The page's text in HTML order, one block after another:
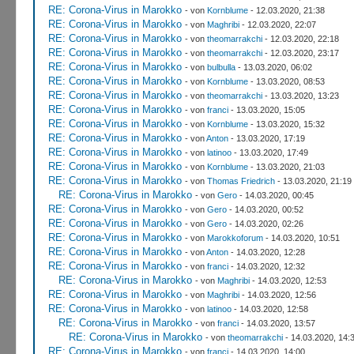
RE: Corona-Virus in Marokko - von Kornblume- 12.03.2020, 21:38
RE: Corona-Virus in Marokko - von Maghribi- 12.03.2020, 22:07
RE: Corona-Virus in Marokko - von theomarrakchi- 12.03.2020, 22:18
RE: Corona-Virus in Marokko - von theomarrakchi- 12.03.2020, 23:17
RE: Corona-Virus in Marokko - von bulbulla- 13.03.2020, 06:02
RE: Corona-Virus in Marokko - von Kornblume- 13.03.2020, 08:53
RE: Corona-Virus in Marokko - von theomarrakchi- 13.03.2020, 13:23
RE: Corona-Virus in Marokko - von franci- 13.03.2020, 15:05
RE: Corona-Virus in Marokko - von Kornblume- 13.03.2020, 15:32
RE: Corona-Virus in Marokko - vonAnton- 13.03.2020, 17:19
RE: Corona-Virus in Marokko - von latinoo- 13.03.2020, 17:49
RE: Corona-Virus in Marokko - von Kornblume- 13.03.2020, 21:03
RE: Corona-Virus in Marokko - von Thomas Friedrich- 13.03.2020, 21:19
RE: Corona-Virus in Marokko - von Gero- 14.03.2020, 00:45
RE: Corona-Virus in Marokko - von Gero- 14.03.2020, 00:52
RE: Corona-Virus in Marokko - von Gero- 14.03.2020, 02:26
RE: Corona-Virus in Marokko - von Marokkoforum- 14.03.2020, 10:51
RE: Corona-Virus in Marokko - vonAnton- 14.03.2020, 12:28
RE: Corona-Virus in Marokko - von franci- 14.03.2020, 12:32
RE: Corona-Virus in Marokko - von Maghribi- 14.03.2020, 12:53
RE: Corona-Virus in Marokko - von Maghribi- 14.03.2020, 12:56
RE: Corona-Virus in Marokko - von latinoo- 14.03.2020, 12:58
RE: Corona-Virus in Marokko - von franci- 14.03.2020, 13:57
RE: Corona-Virus in Marokko - von theomarrakchi- 14.03.2020,
RE: Corona-Virus in Marokko - von franci- 14.03.2020, 14:00